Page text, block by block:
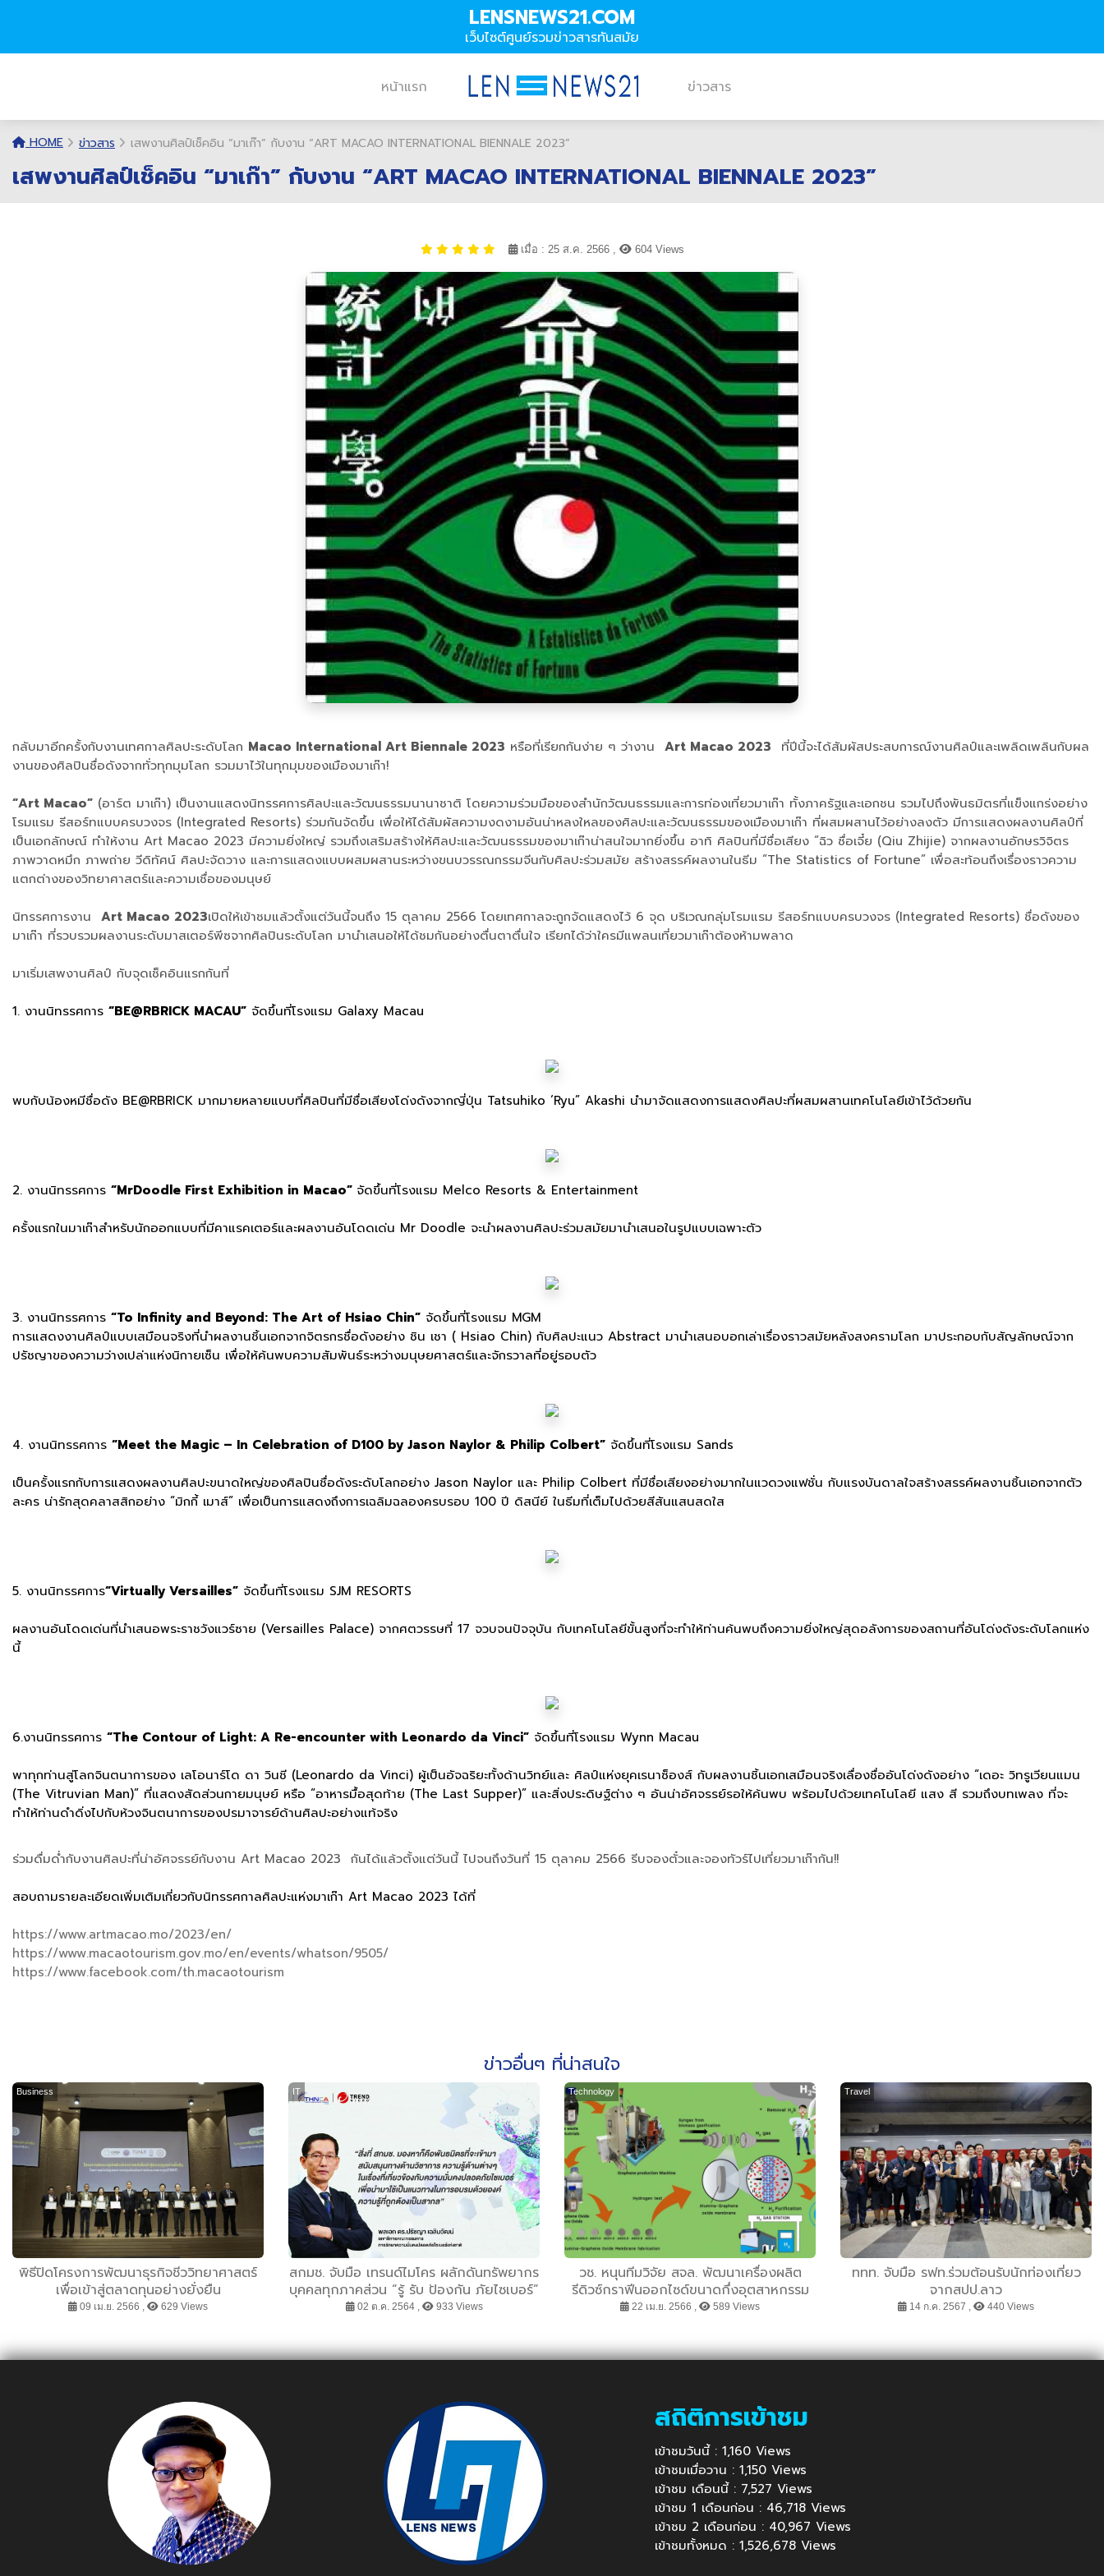
LENSNEWS21.COM
เว็บไซต์ศูนย์รวมข่าวสารทันสมัย
หน้าแรก ข่าวสาร
HOME ข่าวสาร เสพงานศิลป์เช็คอิน “มาเก๊า” กับงาน “ART MACAO INTERNATIONAL BIENNALE 2023”
เสพงานศิลป์เช็คอิน “มาเก๊า” กับงาน “ART MACAO INTERNATIONAL BIENNALE 2023”
เมื่อ : 25 ส.ค. 2566 , 604 Views
กลับมาอีกครั้งกับงานเทศกาลศิลปะระดับโลก Macao International Art Biennale 2023 หรือที่เรียกกันง่าย ๆ ว่างาน Art Macao 2023 ที่ปีนี้จะได้สัมผัสประสบการณ์งานศิลป์และเพลิดเพลินกับผล
งานของศิลปินชื่อดังจากทั่วทุกมุมโลก รวมมาไว้ในทุกมุมของเมืองมาเก๊า!
“Art Macao” (อาร์ต มาเก๊า) เป็นงานแสดงนิทรรศการศิลปะและวัฒนธรรมนานาชาติ โดยความร่วมมือของสำนักวัฒนธรรมและการท่องเที่ยวมาเก๊า ทั้งภาครัฐและเอกชน รวมไปถึงพันธมิตรที่แข็งแกร่งอย่าง
โรมแรม รีสอร์ทแบบครบวงจร (Integrated Resorts) ร่วมกันจัดขึ้น เพื่อให้ได้สัมผัสความงดงามอันน่าหลงใหลของศิลปะและวัฒนธรรมของเมืองมาเก๊า ที่ผสมผสานไว้อย่างลงตัว มีการแสดงผลงานศิลป์ที่
เป็นเอกลักษณ์ ทำให้งาน Art Macao 2023 มีความยิ่งใหญ่ รวมถึงเสริมสร้างให้ศิลปะและวัฒนธรรมของมาเก๊าน่าสนใจมากยิ่งขึ้น อาทิ ศิลปินที่มีชื่อเสียง “ฉิว ซื่อเจี๋ย (Qiu Zhijie) จากผลงานอักษรวิจิตร
ภาพวาดหมึก ภาพถ่าย วีดิทัศน์ ศิลปะจัดวาง และการแสดงแบบผสมผสานระหว่างขนบวรรณกรรมจีนกับศิลปะร่วมสมัย สร้างสรรค์ผลงานในธีม “The Statistics of Fortune” เพื่อสะท้อนถึงเรื่องราวความ
แตกต่างของวิทยาศาสตร์และความเชื่อของมนุษย์
นิทรรศการงาน Art Macao 2023เปิดให้เข้าชมแล้วตั้งแต่วันนี้จนถึง 15 ตุลาคม 2566 โดยเทศกาลจะถูกจัดแสดงไว้ 6 จุด บริเวณกลุ่มโรมแรม รีสอร์ทแบบครบวงจร (Integrated Resorts) ชื่อดังของ
มาเก๊า ที่รวบรวมผลงานระดับมาสเตอร์พีซจากศิลปินระดับโลก มานำเสนอให้ได้ชมกันอย่างตื่นตาตื่นใจ เรียกได้ว่าใครมีแพลนเที่ยวมาเก๊าต้องห้ามพลาด
มาเริ่มเสพงานศิลป์ กับจุดเช็คอินแรกกันที่
1. งานนิทรรศการ “BE@RBRICK MACAU” จัดขึ้นที่โรงแรม Galaxy Macau
พบกับน้องหมีชื่อดัง BE@RBRICK มากมายหลายแบบที่ศิลปินที่มีชื่อเสียงโด่งดังจากญี่ปุ่น Tatsuhiko ‘Ryu” Akashi นำมาจัดแสดงการแสดงศิลปะที่ผสมผสานเทคโนโลยีเข้าไว้ด้วยกัน
2. งานนิทรรศการ “MrDoodle First Exhibition in Macao” จัดขึ้นที่โรงแรม Melco Resorts & Entertainment
ครั้งแรกในมาเก๊าสำหรับนักออกแบบที่มีคาแรคเตอร์และผลงานอันโดดเด่น Mr Doodle จะนำผลงานศิลปะร่วมสมัยมานำเสนอในรูปแบบเฉพาะตัว
3. งานนิทรรศการ “To Infinity and Beyond: The Art of Hsiao Chin” จัดขึ้นที่โรงแรม MGM
การแสดงงานศิลป์แบบเสมือนจริงที่นำผลงานชิ้นเอกจากจิตรกรชื่อดังอย่าง ชิน เชา ( Hsiao Chin) กับศิลปะแนว Abstract มานำเสนอบอกเล่าเรื่องราวสมัยหลังสงครามโลก มาประกอบกับสัญลักษณ์จาก
ปรัชญาของความว่างเปล่าแห่งนิกายเซ็น เพื่อให้ค้นพบความสัมพันธ์ระหว่างมนุษยศาสตร์และจักรวาลที่อยู่รอบตัว
4. งานนิทรรศการ “Meet the Magic – In Celebration of D100 by Jason Naylor & Philip Colbert” จัดขึ้นที่โรงแรม Sands
เป็นครั้งแรกกับการแสดงผลงานศิลปะขนาดใหญ่ของศิลปินชื่อดังระดับโลกอย่าง Jason Naylor และ Philip Colbert ที่มีชื่อเสียงอย่างมากในแวดวงแฟชั่น กับแรงบันดาลใจสร้างสรรค์ผลงานชิ้นเอกจากตัว
ละคร น่ารักสุดคลาสสิกอย่าง “มิกกี้ เมาส์” เพื่อเป็นการแสดงถึงการเฉลิมฉลองครบรอบ 100 ปี ดิสนีย์ ในธีมที่เต็มไปด้วยสีสันแสนสดใส
5. งานนิทรรศการ“Virtually Versailles” จัดขึ้นที่โรงแรม SJM RESORTS
ผลงานอันโดดเด่นที่นำเสนอพระราชวังแวร์ซาย (Versailles Palace) จากศตวรรษที่ 17 จวบจนปัจจุบัน กับเทคโนโลยีขั้นสูงที่จะทำให้ท่านค้นพบถึงความยิ่งใหญ่สุดอลังการของสถานที่อันโด่งดังระดับโลกแห่ง
นี้
6.งานนิทรรศการ “The Contour of Light: A Re-encounter with Leonardo da Vinci” จัดขึ้นที่โรงแรม Wynn Macau
พาทุกท่านสู่โลกจินตนาการของ เลโอนาร์โด ดา วินชี (Leonardo da Vinci) ผู้เป็นอัจฉริยะทั้งด้านวิทย์และ ศิลป์แห่งยุคเรนาซ็องส์ กับผลงานชิ้นเอกเสมือนจริงเลื่องชื่ออันโด่งดังอย่าง “เดอะ วิทรูเวียนแมน
(The Vitruvian Man)” ที่แสดงสัดส่วนกายมนุษย์ หรือ “อาหารมื้อสุดท้าย (The Last Supper)” และสิ่งประดิษฐ์ต่าง ๆ อันน่าอัศจรรย์รอให้ค้นพบ พร้อมไปด้วยเทคโนโลยี แสง สี รวมถึงบทเพลง ที่จะ
ทำให้ท่านดำดิ่งไปกับห้วงจินตนาการของปรมาจารย์ด้านศิลปะอย่างแท้จริง
ร่วมดื่มด่ำกับงานศิลปะที่น่าอัศจรรย์กับงาน Art Macao 2023 กันได้แล้วตั้งแต่วันนี้ ไปจนถึงวันที่ 15 ตุลาคม 2566 รีบจองตั๋วและจองทัวร์ไปเที่ยวมาเก๊ากัน!!
สอบถามรายละเอียดเพิ่มเติมเกี่ยวกับนิทรรศกาลศิลปะแห่งมาเก๊า Art Macao 2023 ได้ที่
https://www.artmacao.mo/2023/en/
https://www.macaotourism.gov.mo/en/events/whatson/9505/
https://www.facebook.com/th.macaotourism
ข่าวอื่นๆ ที่น่าสนใจ
Business
พิธีปิดโครงการพัฒนาธุรกิจชีววิทยาศาสตร์
เพื่อเข้าสู่ตลาดทุนอย่างยั่งยืน
09 เม.ย. 2566 , 629 Views
IT
สกมช. จับมือ เทรนด์ไมโคร ผลักดันทรัพยากร
บุคคลทุกภาคส่วน “รู้ รับ ป้องกัน ภัยไซเบอร์”
พร้อมเร่งปั้นบุคลากรเพื่อสร้างความมั่นคง
02 ต.ค. 2564 , 933 Views
Technology
วช. หนุนทีมวิจัย สจล. พัฒนาเครื่องผลิต
รีดิวซ์กราฟีนออกไซด์ขนาดกึ่งอุตสาหกรรม
รองรับความต้องการของอุตสาหกรรมแห่ง
22 เม.ย. 2566 , 589 Views
Travel
ททท. จับมือ รฟท.ร่วมต้อนรับนักท่องเที่ยว
จากสปป.ลาว
14 ก.ค. 2567 , 440 Views
สถิติการเข้าชม
เข้าชมวันนี้ : 1,160 Views
เข้าชมเมื่อวาน : 1,150 Views
เข้าชม เดือนนี้ : 7,527 Views
เข้าชม 1 เดือนก่อน : 46,718 Views
เข้าชม 2 เดือนก่อน : 40,967 Views
เข้าชมทั้งหมด : 1,526,678 Views